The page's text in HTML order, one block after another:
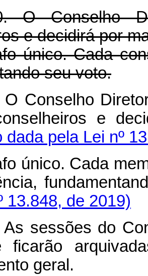
O Conselho
e decidirá por
único. Cada
seu voto.
Conselho
e
dada pela Lei nº
único. Cada
13.848, de 2019)
sessões do
ficarão
geral.